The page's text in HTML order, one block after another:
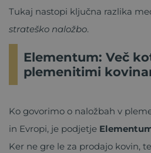
Tukaj nastopi ključna razlika
strateško naložbo.
Elementum: Več
plemenitimi
Ko govorimo o naložbah v
in Evropi, je podjetje
Ker ne gre le za prodajo kovin,